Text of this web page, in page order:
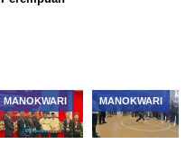
MANOKWARI MANOKWARI